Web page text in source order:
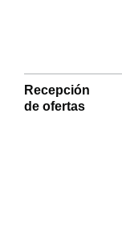
Recepción
de ofertas